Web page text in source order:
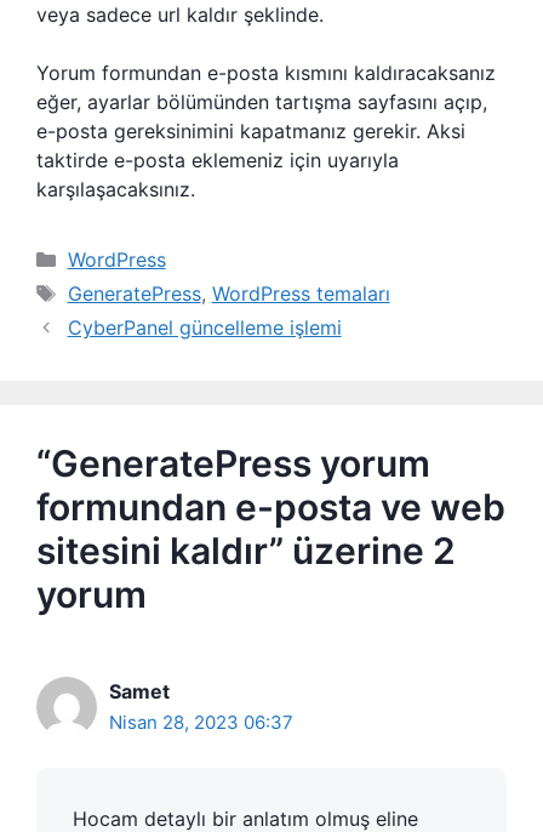
veya sadece url kaldır şeklinde.
Yorum formundan e-posta kısmını kaldıracaksanız
eğer, ayarlar bölümünden tartışma sayfasını açıp,
e-posta gereksinimini kapatmanız gerekir. Aksi
taktirde e-posta eklemeniz için uyarıyla
karşılaşacaksınız.
Kategoriler
WordPress
Etiketler
GeneratePress, WordPress temaları
CyberPanel güncelleme işlemi
“GeneratePress yorum
formundan e-posta ve web
sitesini kaldır” üzerine 2
yorum
Samet
Nisan 28, 2023 06:37
Hocam detaylı bir anlatım olmuş eline